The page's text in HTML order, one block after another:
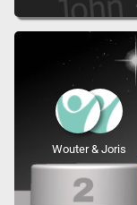
Wouter & Joris